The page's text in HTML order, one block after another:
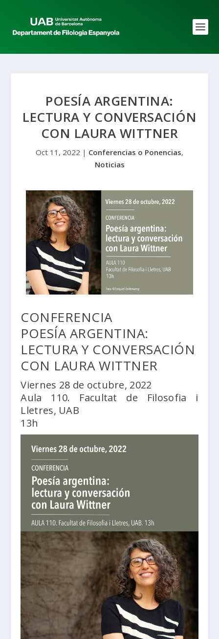
POESÍA ARGENTINA:
LECTURA Y CONVERSACIÓN
CON LAURA WITTNER
Oct 11, 2022 | Conferencias o Ponencias,
Noticias
CONFERENCIA
POESÍA ARGENTINA:
LECTURA Y CONVERSACIÓN
CON LAURA WITTNER
Viernes 28 de octubre, 2022
Aula 110. Facultat de Filosofia i
Lletres, UAB
13h